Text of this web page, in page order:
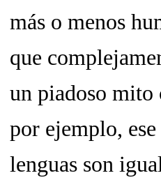
más o menos
que
un piadoso mito
por ejemplo,
lenguas son